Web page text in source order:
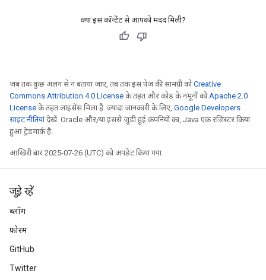
क्या इस कॉन्टेंट से आपको मदद मिली?
जब तक कुछ अलग से न बताया जाए, तब तक इस पेज की सामग्री कोCreative
Commons Attribution 4.0 License के तहत और कोड के नमूनों कोApache 2.0
License के तहत लाइसेंस मिला है. ज़्यादा जानकारी के लिए, Google Developers
साइट नीतियांदेखें. Oracle और/या इससे जुड़ी हुई कंपनियों का, Java एक रजिस्टर किया
हुआ ट्रेडमार्क है.
आखिरी बार 2025-07-26 (UTC) को अपडेट किया गया.
जुड़े रहें
ब्लॉग
फ़ोरम
GitHub
Twitter